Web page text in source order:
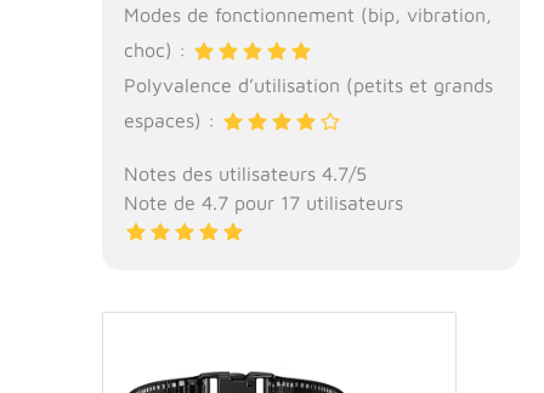
Modes de fonctionnement (bip, vibration,
choc) :
Polyvalence d’utilisation (petits et grands
espaces) :
Notes des utilisateurs 4.7/5
Note de 4.7 pour 17 utilisateurs